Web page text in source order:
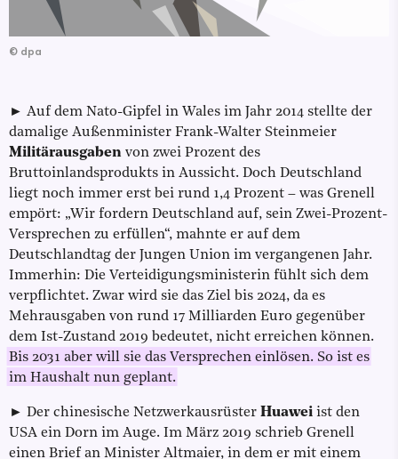
© dpa
► Auf dem Nato-Gipfel in Wales im Jahr 2014 stellte der
damalige Außenminister Frank-Walter Steinmeier
Militärausgaben von zwei Prozent des
Bruttoinlandsprodukts in Aussicht. Doch Deutschland
liegt noch immer erst bei rund 1,4 Prozent – was Grenell
empört: „Wir fordern Deutschland auf, sein Zwei-Prozent-
Versprechen zu erfüllen“, mahnte er auf dem
Deutschlandtag der Jungen Union im vergangenen Jahr.
Immerhin: Die Verteidigungsministerin fühlt sich dem
verpflichtet. Zwar wird sie das Ziel bis 2024, da es
Mehrausgaben von rund 17 Milliarden Euro gegenüber
dem Ist-Zustand 2019 bedeutet, nicht erreichen können.
Bis 2031 aber will sie das Versprechen einlösen. So ist es
im Haushalt nun geplant.
► Der chinesische Netzwerkausrüster Huawei ist den
USA ein Dorn im Auge. Im März 2019 schrieb Grenell
einen Brief an Minister Altmaier, in dem er mit einem